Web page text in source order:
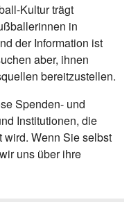
Kultur trägt
in
der Information ist
aber, ihnen
bereitzustellen.
Spenden- und
Institutionen, die
Wenn Sie selbst
uns über ihre